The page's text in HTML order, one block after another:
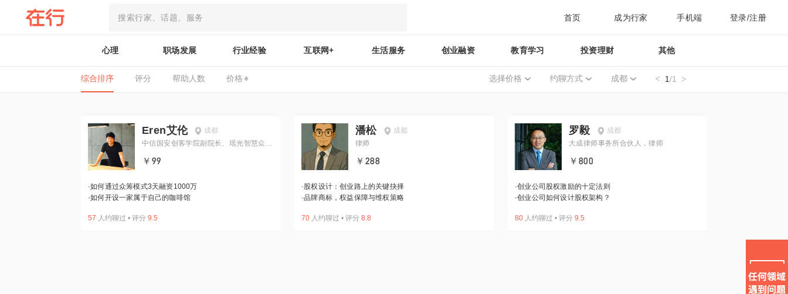
首页 成为行家 手机端 登录/注册
心理 职场发展 行业经验 互联网+ 生活服务 创业融资 教育学习 投资理财 其他
综合排序 评分 帮助人数 价格 选择价格 约聊方式 成都 1/1
Eren艾伦
成都
中信国安创客学院副院长、瑶光智慧众创
￥99
·如何通过众筹模式3天融资1000万
·如何开设一家属于自己的咖啡馆
57 人约聊过 • 评分 9.5
潘松
成都
律师
￥288
·股权设计：创业路上的关键抉择
·品牌商标，权益保障与维权策略
70 人约聊过 • 评分 8.8
罗毅
成都
大成律师事务所合伙人，律师
￥800
·创业公司股权激励的十定法则
·创业公司如何设计股权架构？
80 人约聊过 • 评分 9.5